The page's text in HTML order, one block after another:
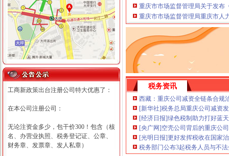
工商新政策出台注册公司特大优惠了：
在本公司注册公司：
无论注资金多少，包干价300！包含（核
名、办营业执照、税务登记证、公章、
财务章、发票章、发人私章）
重庆市市场监督管理局关于发布
重庆市市场监督管理局重庆市人
税务资讯
西藏：重庆公司减资全链条合规
[新华社]税务总局重庆公司减资
[经济日报]绿色税制助力打好蓝
[央广网]空壳公司背后的重庆公
[光明日报]更好发挥税收在国家
税务部门公布3起税务人员与不